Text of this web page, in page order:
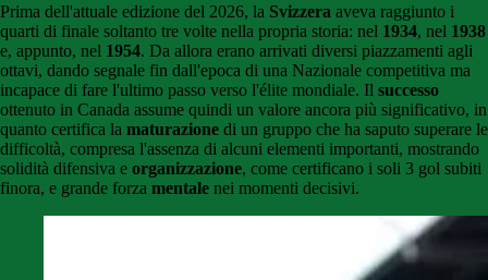
Prima dell'attuale edizione del 2026, la Svizzera aveva raggiunto i
quarti di finale soltanto tre volte nella propria storia: nel 1934, nel 1938
e, appunto, nel 1954. Da allora erano arrivati diversi piazzamenti agli
ottavi, dando segnale fin dall'epoca di una Nazionale competitiva ma
incapace di fare l'ultimo passo verso l'élite mondiale. Il successo
ottenuto in Canada assume quindi un valore ancora più significativo, in
quanto certifica la maturazione di un gruppo che ha saputo superare le
difficoltà, compresa l'assenza di alcuni elementi importanti, mostrando
solidità difensiva e organizzazione, come certificano i soli 3 gol subiti
finora, e grande forza mentale nei momenti decisivi.